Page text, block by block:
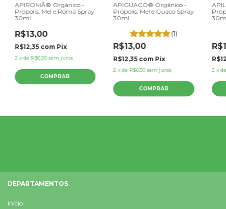
APIROMÃ® Orgânico -
Própolis, Mel e Romã Spray
30ml
R$13,00
R$12,35 com Pix
2 xde R$6,50 sem juros
APIGUACO® Orgânico -
Própolis, Mel e Guaco Spray
30ml
(1)
R$13,00
R$12,35 com Pix
2 xde R$6,50 sem juros 2 x
DEPARTAMENTOS
Início